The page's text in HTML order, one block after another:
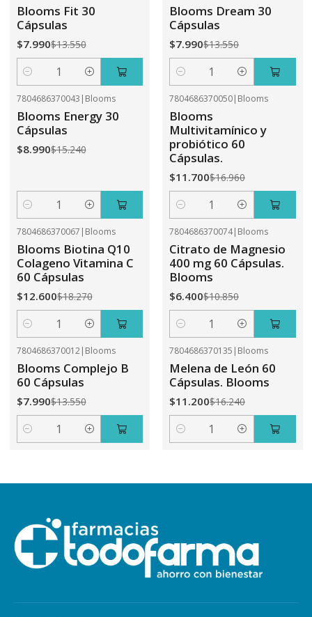
Blooms Fit 30
Cápsulas
$7.990$13.550
Cantidad
Blooms Dream 30
Cápsulas
$7.990$13.550
Cantidad
7804686370043 | Blooms
Blooms Energy 30
Cápsulas
$8.990$15.240
Cantidad
7804686370050| Blooms
Blooms
Multivitamínico y
probiótico 60
Cápsulas.
$11.700$16.960
Cantidad
7804686370067 | Blooms
Blooms Biotina Q10
Colageno Vitamina C
60 Cápsulas
$12.600$18.270
Cantidad
7804686370074| Blooms
Citrato de Magnesio
400 mg 60 Cápsulas.
Blooms
$6.400$10.850
Cantidad
7804686370012| Blooms
Blooms Complejo B
60 Cápsulas
$7.990$13.550
Cantidad
7804686370135 | Blooms
Melena de León 60
Cápsulas. Blooms
$11.200$16.240
Cantidad